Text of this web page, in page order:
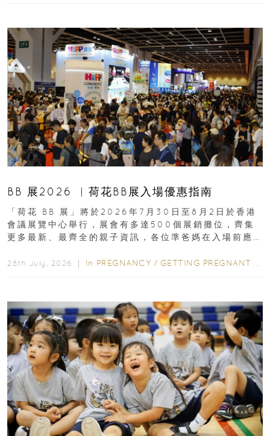
BB 展2026 ︳荷花BB展入場優惠指南
「荷花 BB 展」將於2026年7月30日至8月2日於香港
會議展覽中心舉行，展會有多達500個展銷攤位，齊集
更多最新、最齊全的親子資訊，各位準爸媽在入場前應
28th July, 2026 ｜ In PREGNANCY / GETTING PREGNANT